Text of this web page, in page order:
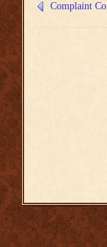
Complaint